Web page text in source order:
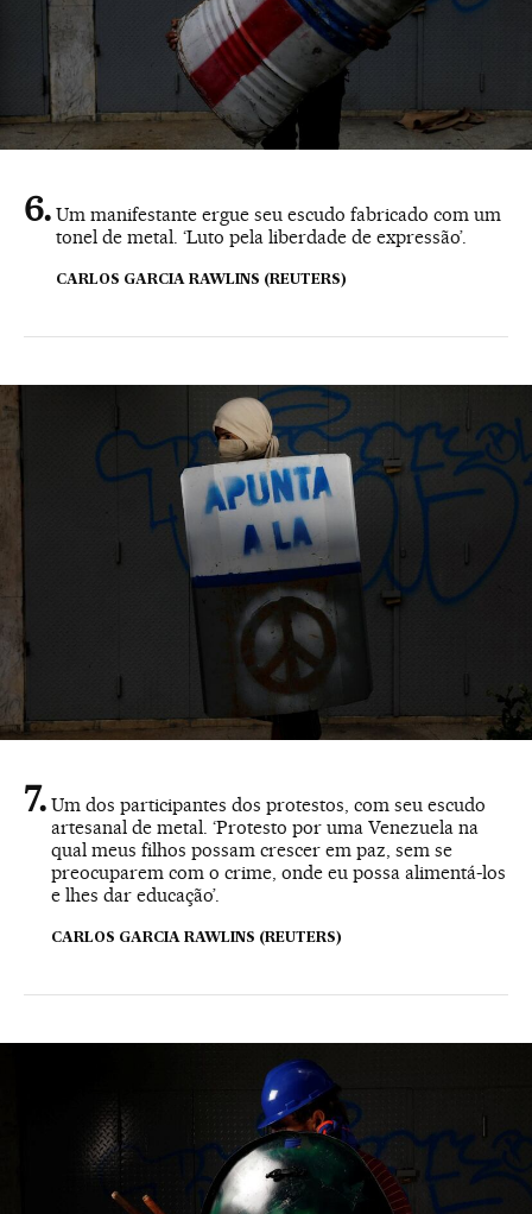
Um manifestante ergue seu escudo fabricado com um
tonel de metal. ‘Luto pela liberdade de expressão’.
CARLOS GARCIA RAWLINS (REUTERS)
Um dos participantes dos protestos, com seu escudo
artesanal de metal. ‘Protesto por uma Venezuela na
qual meus filhos possam crescer em paz, sem se
preocuparem com o crime, onde eu possa alimentá-los
e lhes dar educação’.
CARLOS GARCIA RAWLINS (REUTERS)